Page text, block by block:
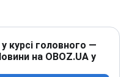
курсі головного —
на OBOZ.UA у